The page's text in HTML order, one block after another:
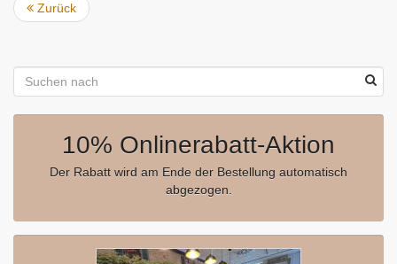
Zurück
10% Onlinerabatt-Aktion
Der Rabatt wird am Ende der Bestellung automatisch
abgezogen.